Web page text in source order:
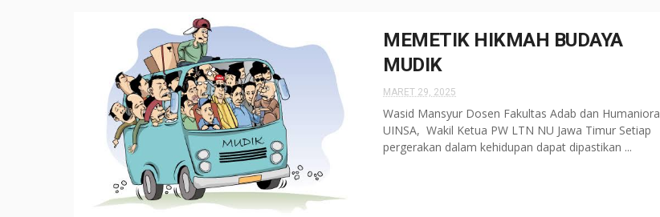
MEMETIK HIKMAH BUDAYA
MUDIK
MARET 29, 2025
Wasid Mansyur Dosen Fakultas Adab dan Humaniora
UINSA, Wakil Ketua PW LTN NU Jawa Timur Setiap
pergerakan dalam kehidupan dapat dipastikan ...